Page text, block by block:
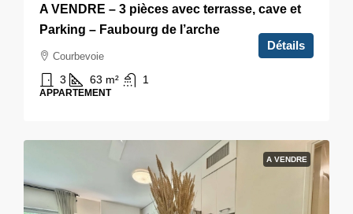
A VENDRE – 3 pièces avec terrasse, cave et
Parking – Faubourg de l’arche
Courbevoie
3 63 m² 1
APPARTEMENT
Détails
A VENDRE